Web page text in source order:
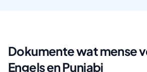
Dokumente wat mense
Engels en Punjabi